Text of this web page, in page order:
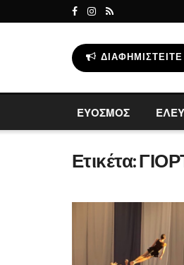
ΔΙΑΦΗΜΙΣΤΕΊΤΕ
ΕΥΟΣΜΟΣ
Ετικέτα: